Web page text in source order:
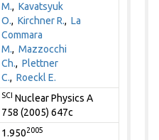
M.,Kavatsyuk
O.,Kirchner R.,La
Commara
M.,Mazzocchi
Ch.,Plettner
C.,Roeckl E.
SCI Nuclear Physics A
758 (2005) 647c
1.9502005